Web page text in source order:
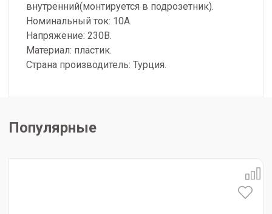
внутренний(монтируется в подрозетник).
Номинальный ток: 10А.
Напряжение: 230В.
Материал: пластик.
Страна производитель: Турция.
Популярные